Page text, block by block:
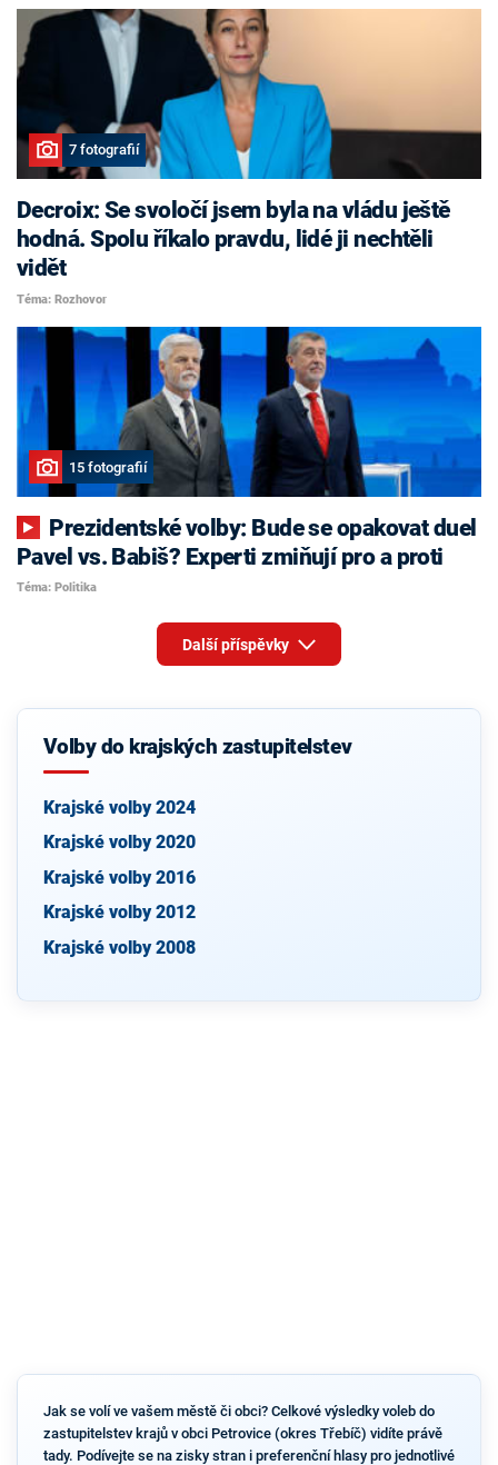
7 fotografií
Decroix: Se svoločí jsem byla na vládu ještě
hodná. Spolu říkalo pravdu, lidé ji nechtěli
vidět
Téma: Rozhovor
15 fotografií
Pavel vs. Babiš? Experti zmiňují pro a proti
Téma: Politika
Další příspěvky
Volby do krajských zastupitelstev
Krajské volby 2024
Krajské volby 2020
Krajské volby 2016
Krajské volby 2012
Krajské volby 2008
Jak se volí ve vašem městě či obci? Celkové výsledky voleb do
zastupitelstev krajů v obci Petrovice (okres Třebíč) vidíte právě
tady. Podívejte se na zisky stran i preferenční hlasy pro jednotlivé